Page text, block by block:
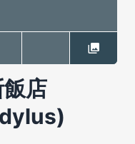
店